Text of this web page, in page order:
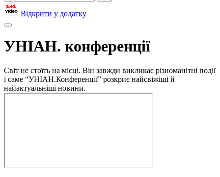
Відкрити у додатку
УНІАН. конференції
Світ не стоїть на місці. Він завжди викликає різноманітні події
і саме “УНІАН.Конференції” розкриє найсвіжіші й
найактуальніші новини.